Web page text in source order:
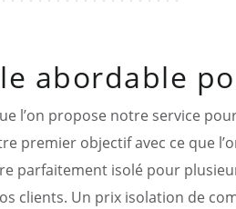
abordable
l’on propose notre service
premier objectif avec ce que
parfaitement isolé pour
clients. Un prix isolation de